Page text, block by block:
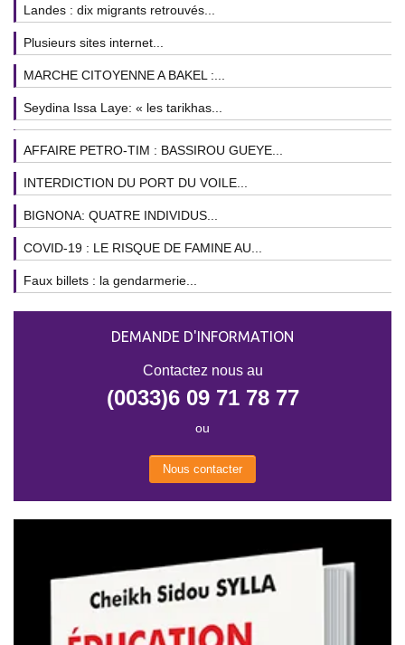
Landes : dix migrants retrouvés...
Plusieurs sites internet...
MARCHE CITOYENNE A BAKEL :...
Seydina Issa Laye: « les tarikhas...
AFFAIRE PETRO-TIM : BASSIROU GUEYE...
INTERDICTION DU PORT DU VOILE...
BIGNONA: QUATRE INDIVIDUS...
COVID-19 : LE RISQUE DE FAMINE AU...
Faux billets : la gendarmerie...
DEMANDE D'INFORMATION
Contactez nous au
(0033)6 09 71 78 77
ou
Nous contacter